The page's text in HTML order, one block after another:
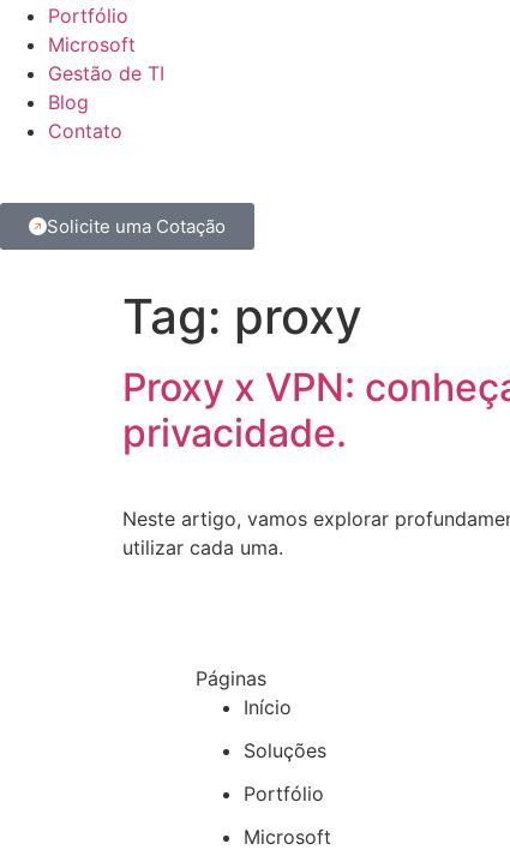
Portfólio
Microsoft
Gestão de TI
Blog
Contato
Solicite uma Cotação
Tag: proxy
Proxy x VPN:
privacidade.
Neste artigo, vamos explorar
utilizar cada uma.
Páginas
Início
Soluções
Portfólio
Microsoft